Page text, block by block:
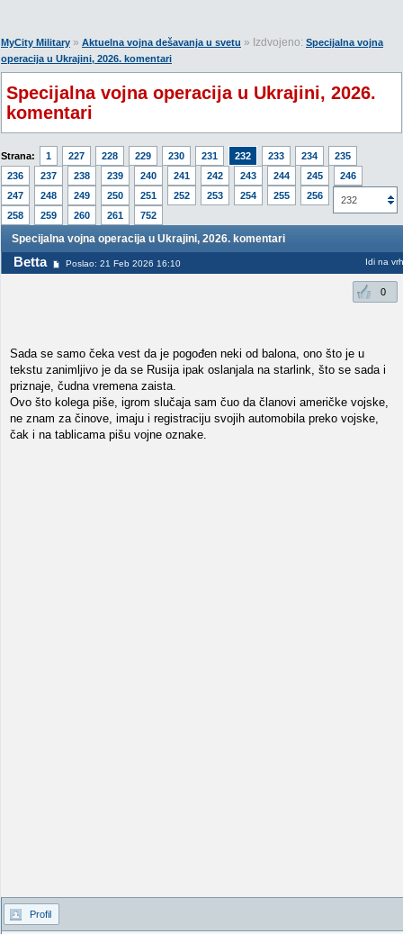
MyCity Military » Aktuelna vojna dešavanja u svetu » Izdvojeno: Specijalna vojna
operacija u Ukrajini, 2026. komentari
Specijalna vojna operacija u Ukrajini, 2026.
komentari
Strana: 1 227 228 229 230 231 232 233 234
235
236
237 238 239 240 241 242 243 244 245
246
247
248 249 250 251 252 253 254 255 256
257
258
259 260 261 752
232
Specijalna vojna operacija u Ukrajini, 2026. komentari
Betta Poslao: 21 Feb 2026 16:10 Idi na vrh
0
Sada se samo čeka vest da je pogođen neki od balona, ono što je u
tekstu zanimljivo je da se Rusija ipak oslanjala na starlink, što se sada i
priznaje, čudna vremena zaista.
Ovo što kolega piše, igrom slučaja sam čuo da članovi američke vojske,
ne znam za činove, imaju i registraciju svojih automobila preko vojske,
čak i na tablicama pišu vojne oznake.
Profil